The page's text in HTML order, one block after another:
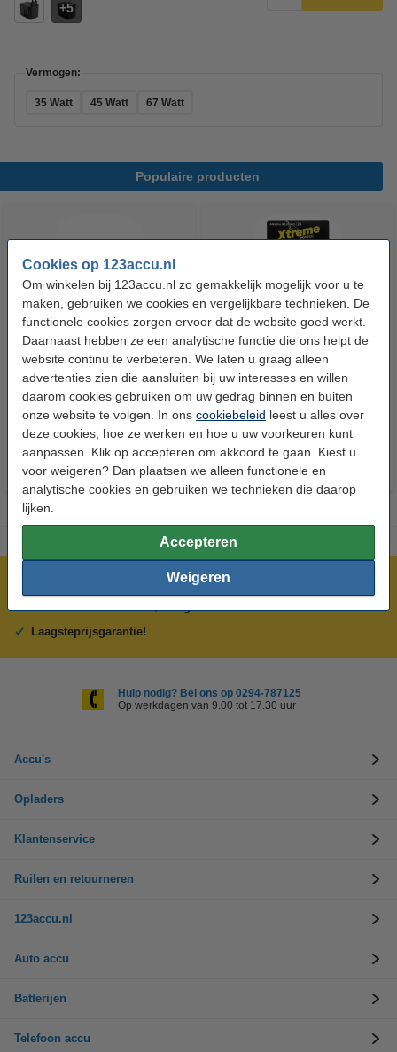
Cookies op 123accu.nl
Om winkelen bij 123accu.nl zo gemakkelijk mogelijk voor u te
maken, gebruiken we cookies en vergelijkbare technieken. De
functionele cookies zorgen ervoor dat de website goed werkt.
Daarnaast hebben ze een analytische functie die ons helpt de
website continu te verbeteren. We laten u graag alleen
advertenties zien die aansluiten bij uw interesses en willen
daarom cookies gebruiken om uw gedrag binnen en buiten
onze website te volgen. In ons cookiebeleid leest u alles over
deze cookies, hoe ze werken en hoe u uw voorkeuren kunt
aanpassen. Klik op accepteren om akkoord te gaan. Kiest u
voor weigeren? Dan plaatsen we alleen functionele en
analytische cookies en gebruiken we technieken die daarop
lijken.
Accepteren
Weigeren
5
Vermogen:
35 Watt 45 Watt 67 Watt
Populaire producten
123accu Xtreme Power AAA /
MN2400 / LR03 alkaline batterij
24 stuks
123accu Xtreme Power
knoopcellen multipack
€ 5,95
Meer dan 5 miljoen klanten!
Voor 23.59 uur besteld, morgen in huis!
Laagsteprijsgarantie!
Hulp nodig? Bel ons op 0294-787125
Op werkdagen van 9.00 tot 17.30 uur
Accu's
Opladers
Klantenservice
Ruilen en retourneren
123accu.nl
Auto accu
Batterijen
Telefoon accu